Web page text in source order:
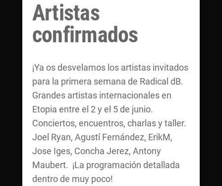
Artistas
confirmados
¡Ya os desvelamos los artistas invitados
para la primera semana de Radical dB.
Grandes artistas internacionales en
Etopia entre el 2 y el 5 de junio.
Conciertos, encuentros, charlas y taller.
Joel Ryan, Agustí Fernández, ErikM,
Jose Iges, Concha Jerez, Antony
Maubert. ¡La programación detallada
dentro de muy poco!